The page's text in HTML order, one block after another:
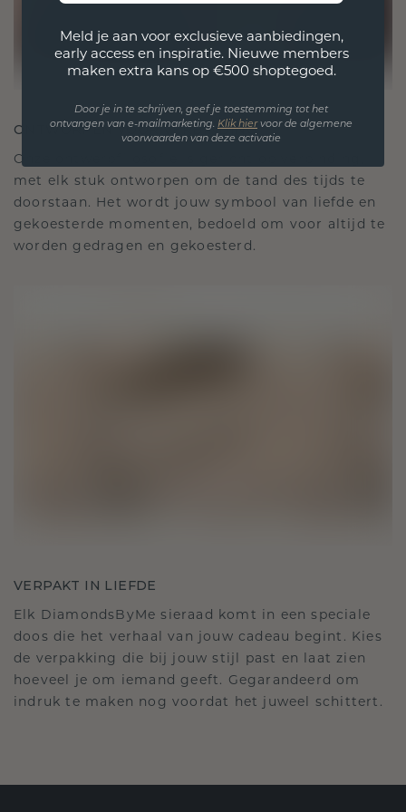
ONTWORPEN VOOR VERBINDING
Onze ontwerpfilosofie is gericht op verbinding,
met elk stuk ontworpen om de tand des tijds te
doorstaan. Het wordt jouw symbool van liefde en
gekoesterde momenten, bedoeld om voor altijd te
worden gedragen en gekoesterd.
VERPAKT IN LIEFDE
Elk DiamondsByMe sieraad komt in een speciale
doos die het verhaal van jouw cadeau begint. Kies
de verpakking die bij jouw stijl past en laat zien
hoeveel je om iemand geeft. Gegarandeerd om
indruk te maken nog voordat het juweel schittert.
Meld je aan voor exclusieve aanbiedingen,
early access en inspiratie. Nieuwe members
maken extra kans op €500 shoptegoed.
Door je in te schrijven, geef je toestemming tot het
ontvangen van e-mailmarketing. Klik hiervoor de algemene
voorwaarden van deze activatie